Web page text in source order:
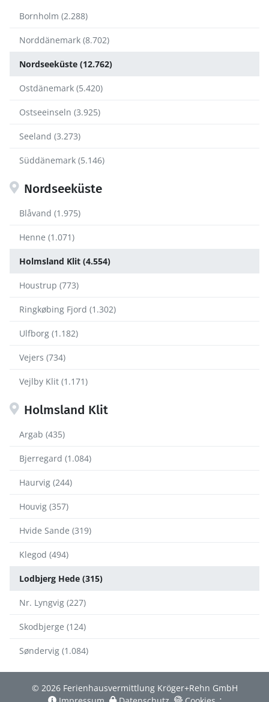
Bornholm (2.288)
Norddänemark (8.702)
Nordseeküste (12.762)
Ostdänemark (5.420)
Ostseeinseln (3.925)
Seeland (3.273)
Süddänemark (5.146)
Nordseeküste
Blåvand (1.975)
Henne (1.071)
Holmsland Klit (4.554)
Houstrup (773)
Ringkøbing Fjord (1.302)
Ulfborg (1.182)
Vejers (734)
Vejlby Klit (1.171)
Holmsland Klit
Argab (435)
Bjerregard (1.084)
Haurvig (244)
Houvig (357)
Hvide Sande (319)
Klegod (494)
Lodbjerg Hede (315)
Nr. Lyngvig (227)
Skodbjerge (124)
Søndervig (1.084)
© 2026 Ferienhausvermittlung Kröger+Rehn GmbH